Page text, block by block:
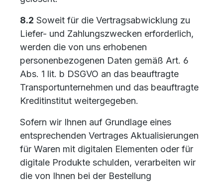
8.2 Soweit für die Vertragsabwicklung zu
Liefer- und Zahlungszwecken erforderlich,
werden die von uns erhobenen
personenbezogenen Daten gemäß Art. 6
Abs. 1 lit. b DSGVO an das beauftragte
Transportunternehmen und das beauftragte
Kreditinstitut weitergegeben.
Sofern wir Ihnen auf Grundlage eines
entsprechenden Vertrages Aktualisierungen
für Waren mit digitalen Elementen oder für
digitale Produkte schulden, verarbeiten wir
die von Ihnen bei der Bestellung